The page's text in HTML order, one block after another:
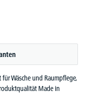
für Wäsche und Raumpflege,
Made in